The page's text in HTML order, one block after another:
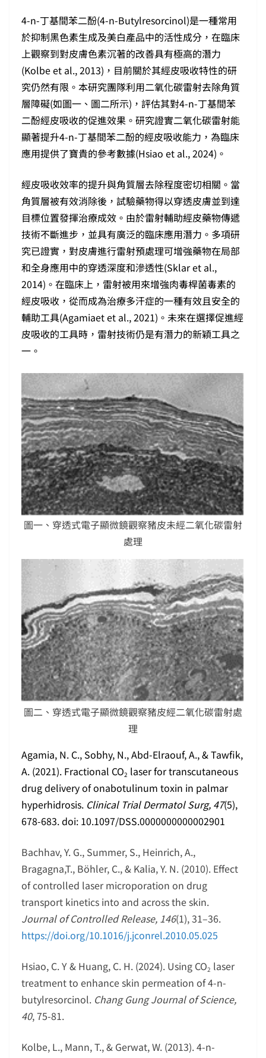
4-n-丁基間苯二酚(4-n-Butylresorcinol)是一種常用
於抑制黑色素生成及美白產品中的活性成分，在臨床
上觀察到對皮膚色素沉著的改善具有極高的潛力
(Kolbe et al., 2013)，目前關於其經皮吸收特性的研
究仍然有限。本研究團隊利用二氧化碳雷射去除角質
層障礙(如圖一、圖二所示)，評估其對4-n-丁基間苯
二酚經皮吸收的促進效果。研究證實二氧化碳雷射能
顯著提升4-n-丁基間苯二酚的經皮吸收能力，為臨床
應用提供了寶貴的參考數據(Hsiao et al., 2024)。
經皮吸收效率的提升與角質層去除程度密切相關。當
角質層被有效消除後，試驗藥物得以穿透皮膚並到達
目標位置發揮治療成效。由於雷射輔助經皮藥物傳遞
技術不斷進步，並具有廣泛的臨床應用潛力。多項研
究已證實，對皮膚進行雷射預處理可增強藥物在局部
和全身應用中的穿透深度和滲透性(Sklar et al.,
2014)。在臨床上，雷射被用來增強肉毒桿菌毒素的
經皮吸收，從而成為治療多汗症的一種有效且安全的
輔助工具(Agamiaet et al., 2021)。未來在選擇促進經
皮吸收的工具時，雷射技術仍是有潛力的新穎工具之
一。
圖一、穿透式電子顯微鏡觀察豬皮未經二氧化碳雷射
處理
圖二、穿透式電子顯微鏡觀察豬皮經二氧化碳雷射處
理
Agamia, N. C., Sobhy, N., Abd-Elraouf, A., & Tawfik,
A. (2021). Fractional CO2 laser for transcutaneous
drug delivery of onabotulinum toxin in palmar
hyperhidrosis. Clinical Trial Dermatol Surg, 47(5),
678-683. doi: 10.1097/DSS.0000000000002901
Bachhav, Y. G., Summer, S., Heinrich, A.,
Bragagna,T., Böhler, C., & Kalia, Y. N. (2010). Effect
of controlled laser microporation on drug
transport kinetics into and across the skin.
Journal of Controlled Release, 146(1), 31–36.
https://doi.org/10.1016/j.jconrel.2010.05.025
Hsiao, C. Y & Huang, C. H. (2024). Using CO2 laser
treatment to enhance skin permeation of 4-n-
butylresorcinol. Chang Gung Journal of Science,
40, 75-81.
Kolbe, L., Mann, T., & Gerwat, W. (2013). 4-n-